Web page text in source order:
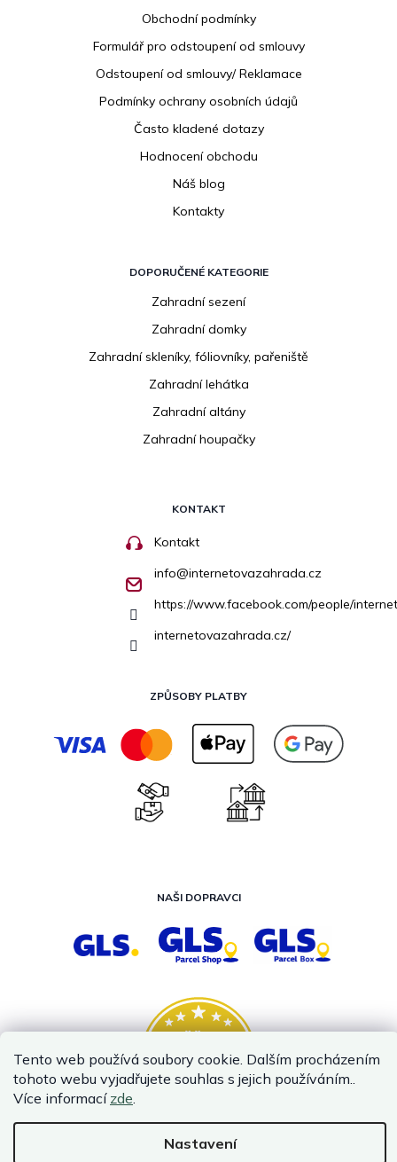
Tento web používá soubory cookie. Dalším procházením
tohoto webu vyjadřujete souhlas s jejich používáním..
Více informací zde.
Nastavení
Obchodní podmínky
Formulář pro odstoupení od smlouvy
Odstoupení od smlouvy/ Reklamace
Podmínky ochrany osobních údajů
Často kladené dotazy
Hodnocení obchodu
Náš blog
Kontakty
DOPORUČENÉ KATEGORIE
Zahradní sezení
Zahradní domky
Zahradní skleníky, fóliovníky, pařeniště
Zahradní lehátka
Zahradní altány
Zahradní houpačky
KONTAKT
Kontakt
info@internetovazahrada.cz
https://www.facebook.com/people/
internetovazahrada.cz/
ZPŮSOBY PLATBY
NAŠI DOPRAVCI